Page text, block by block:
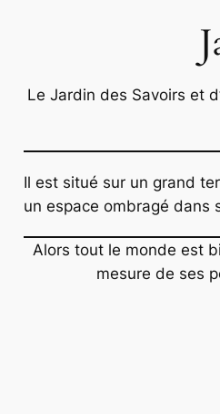
Le Jardin des Savoirs et
Il est situé sur un grand
un espace ombragé dans
Alors tout le monde est
mesure de ses